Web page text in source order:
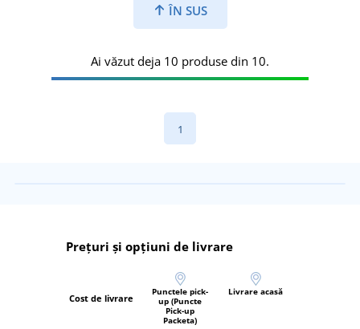
ÎN SUS
Ai văzut deja 10 produse din 10.
1
Prețuri și opțiuni de livrare
Cost de livrare
Punctele pick-
up (Puncte
Pick-up
Packeta)
Livrare acasă